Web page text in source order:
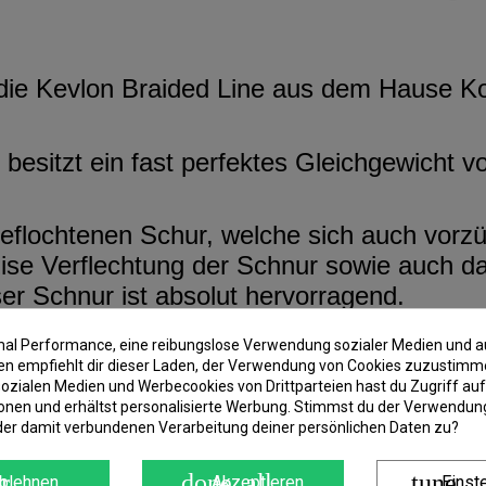
Kevlon Braided Line aus dem Hause
ein fast perfektes Gleichgewicht
Schur, welche sich auch
Verflechtung der Schnur sowie auch
Schnur ist absolut hervorragend.
du Sowohl beim Spinnfischen als
Performance, eine reibungslose Verwendung sozialer Medien und
empfiehlt dir dieser Laden, der Verwendung von Cookies
Medien und Werbecookies von Drittparteien hast du Zugriff
und erhältst personalisierte Werbung. Stimmst du der
damit verbundenen Verarbeitung deiner persönlichen Daten zu?